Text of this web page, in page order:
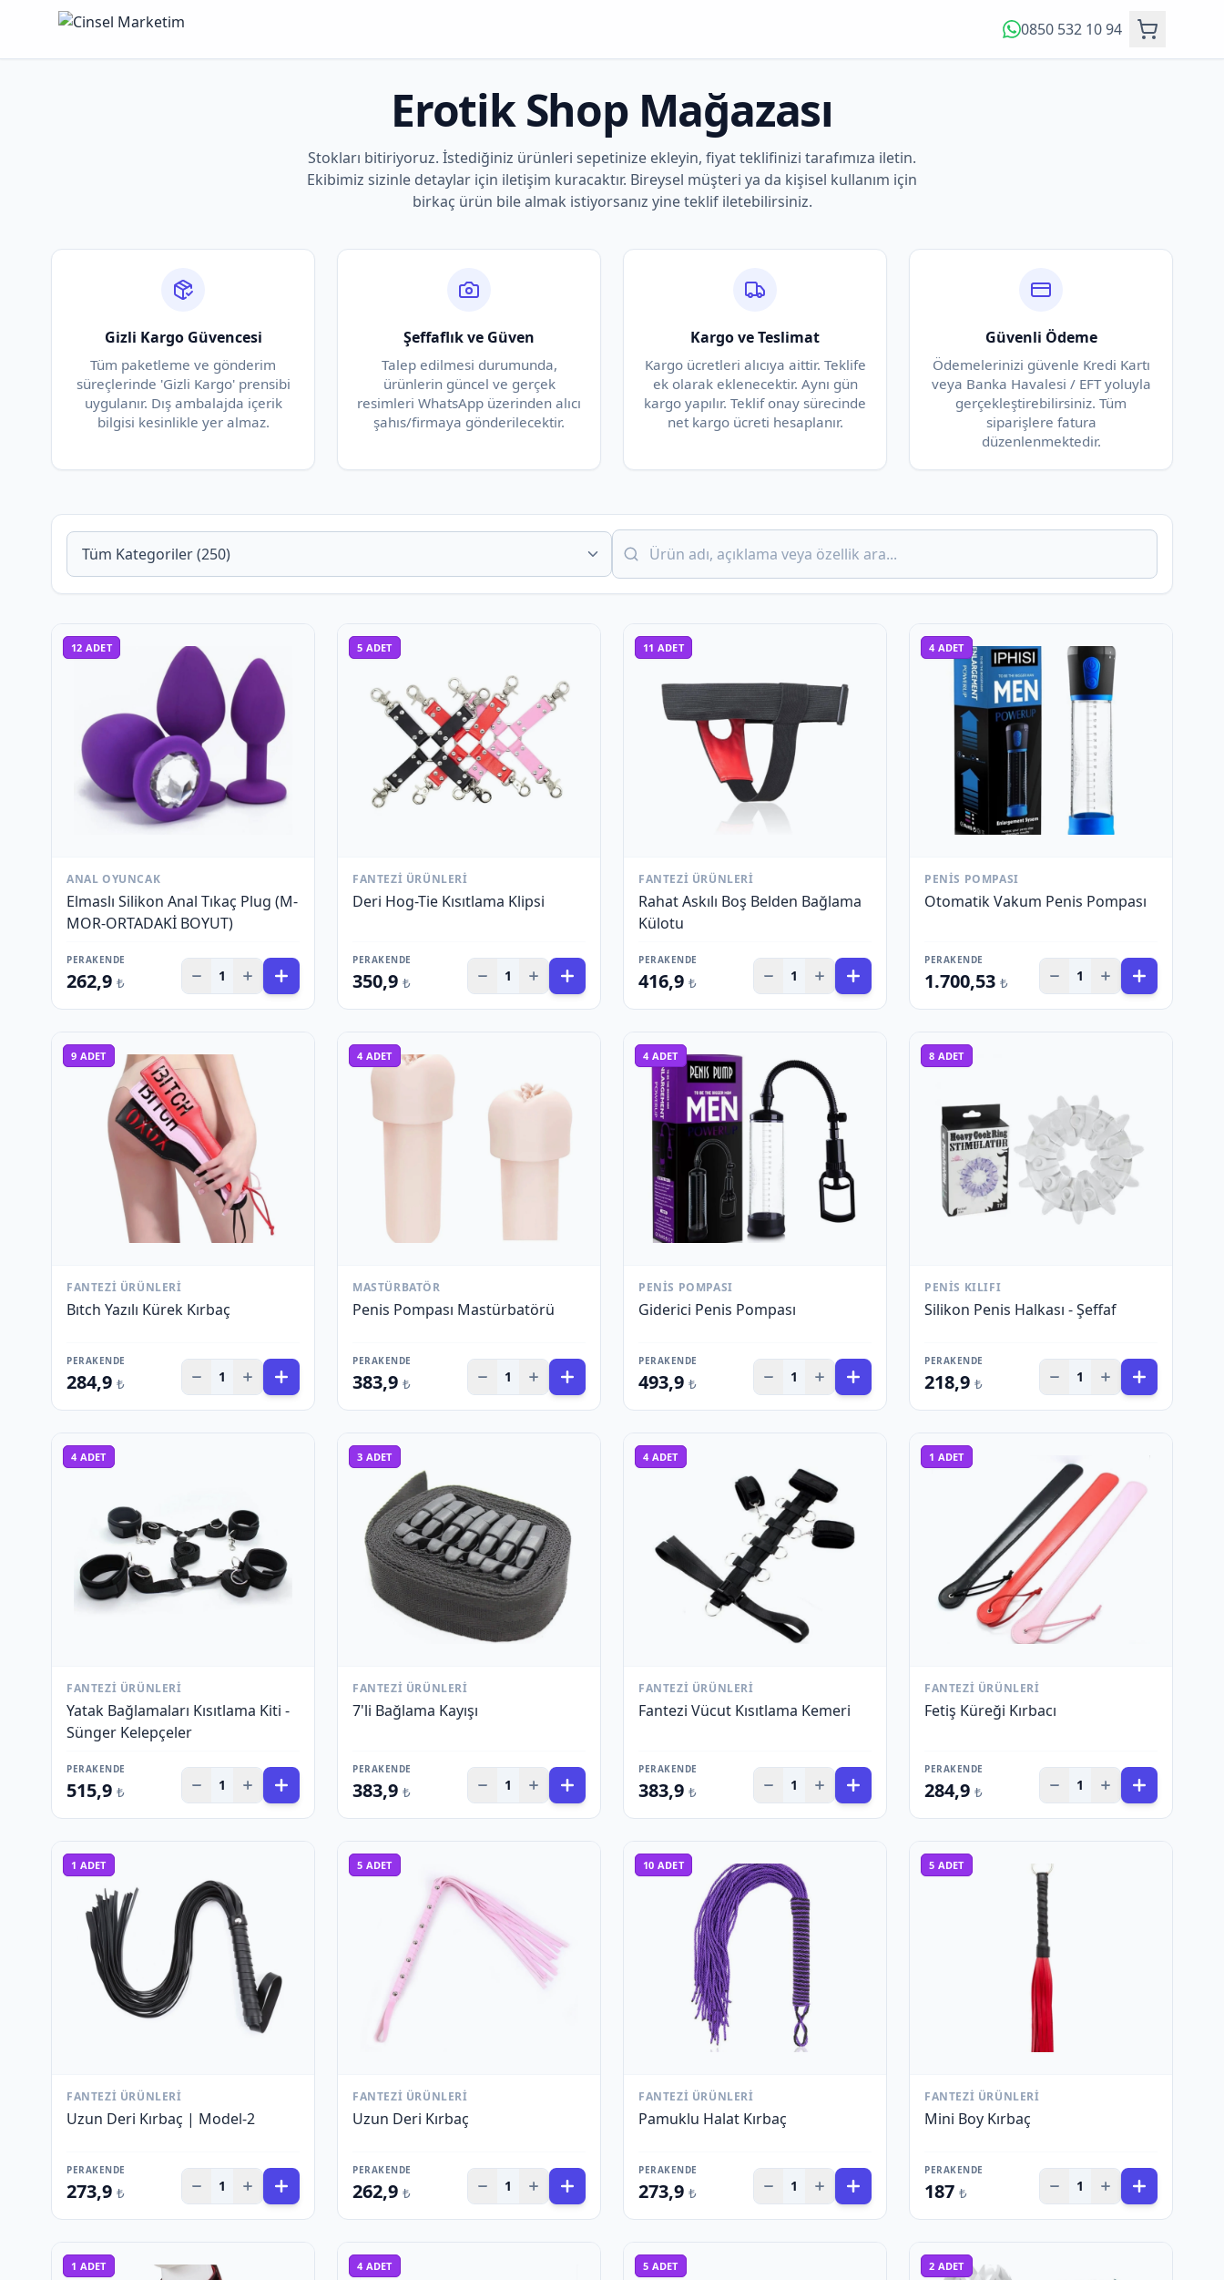
0850 532 10 94
Erotik Shop Mağazası
Stokları bitiriyoruz. İstediğiniz ürünleri sepetinize ekleyin, fiyat teklifinizi tarafımıza iletin.
Ekibimiz sizinle detaylar için iletişim kuracaktır. Bireysel müşteri ya da kişisel kullanım için
birkaç ürün bile almak istiyorsanız yine teklif iletebilirsiniz.
Gizli Kargo Güvencesi
Tüm paketleme ve gönderim
süreçlerinde 'Gizli Kargo' prensibi
uygulanır. Dış ambalajda içerik
bilgisi kesinlikle yer almaz.
Şeffaflık ve Güven
Talep edilmesi durumunda,
ürünlerin güncel ve gerçek
resimleri WhatsApp üzerinden alıcı
şahıs/firmaya gönderilecektir.
Kargo ve Teslimat
Kargo ücretleri alıcıya aittir. Teklife
ek olarak eklenecektir. Aynı gün
kargo yapılır. Teklif onay sürecinde
net kargo ücreti hesaplanır.
Güvenli Ödeme
Ödemelerinizi güvenle Kredi Kartı
veya Banka Havalesi / EFT yoluyla
gerçekleştirebilirsiniz. Tüm
siparişlere fatura
düzenlenmektedir.
12 ADET
ANAL OYUNCAK
Elmaslı Silikon Anal Tıkaç Plug (M-
MOR-ORTADAKİ BOYUT)
PERAKENDE
262,9 ₺ 1
5 ADET
FANTEZI ÜRÜNLERI
Deri Hog-Tie Kısıtlama Klipsi
PERAKENDE
350,9 ₺ 1
11 ADET
FANTEZI ÜRÜNLERI
Rahat Askılı Boş Belden Bağlama
Külotu
PERAKENDE
416,9 ₺ 1
4 ADET
PENIS POMPASI
Otomatik Vakum Penis Pompası
PERAKENDE
1.700,53 ₺ 1
9 ADET
FANTEZI ÜRÜNLERI
Bıtch Yazılı Kürek Kırbaç
PERAKENDE
284,9 ₺ 1
4 ADET
MASTÜRBATÖR
Penis Pompası Mastürbatörü
PERAKENDE
383,9 ₺ 1
4 ADET
PENIS POMPASI
Giderici Penis Pompası
PERAKENDE
493,9 ₺ 1
8 ADET
PENIS KILIFI
Silikon Penis Halkası - Şeffaf
PERAKENDE
218,9 ₺ 1
4 ADET
FANTEZI ÜRÜNLERI
Yatak Bağlamaları Kısıtlama Kiti -
Sünger Kelepçeler
PERAKENDE
515,9 ₺ 1
3 ADET
FANTEZI ÜRÜNLERI
7'li Bağlama Kayışı
PERAKENDE
383,9 ₺ 1
4 ADET
FANTEZI ÜRÜNLERI
Fantezi Vücut Kısıtlama Kemeri
PERAKENDE
383,9 ₺ 1
1 ADET
FANTEZI ÜRÜNLERI
Fetiş Küreği Kırbacı
PERAKENDE
284,9 ₺ 1
1 ADET
FANTEZI ÜRÜNLERI
Uzun Deri Kırbaç | Model-2
PERAKENDE
273,9 ₺ 1
5 ADET
FANTEZI ÜRÜNLERI
Uzun Deri Kırbaç
PERAKENDE
262,9 ₺ 1
10 ADET
FANTEZI ÜRÜNLERI
Pamuklu Halat Kırbaç
PERAKENDE
273,9 ₺ 1
5 ADET
FANTEZI ÜRÜNLERI
Mini Boy Kırbaç
PERAKENDE
187 ₺ 1
1 ADET 4 ADET 5 ADET 2 ADET